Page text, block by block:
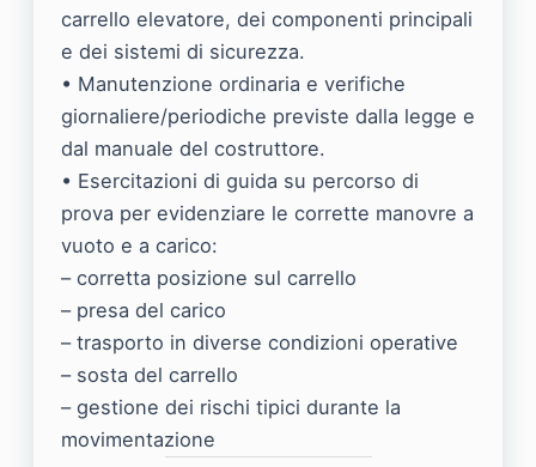
carrello elevatore, dei componenti principali
e dei sistemi di sicurezza.
• Manutenzione ordinaria e verifiche
giornaliere/periodiche previste dalla legge e
dal manuale del costruttore.
• Esercitazioni di guida su percorso di
prova per evidenziare le corrette manovre a
vuoto e a carico:
– corretta posizione sul carrello
– presa del carico
– trasporto in diverse condizioni operative
– sosta del carrello
– gestione dei rischi tipici durante la
movimentazione